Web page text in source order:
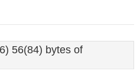
56(84) bytes of